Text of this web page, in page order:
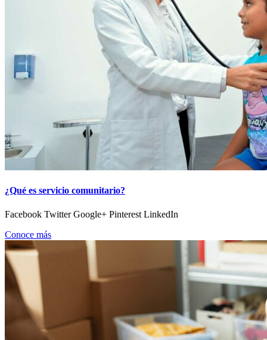
¿Qué es servicio comunitario?
Facebook Twitter Google+ Pinterest LinkedIn
Conoce más